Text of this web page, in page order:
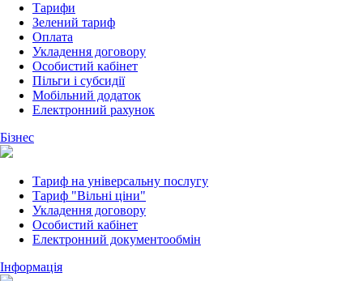
Тарифи
Зелений тариф
Оплата
Укладення договору
Особистий кабінет
Пільги і субсидії
Мобільний додаток
Електронний рахунок
Бізнес
Тариф на універсальну послугу
Тариф "Вільні ціни"
Укладення договору
Особистий кабінет
Електронний документообмін
Інформація